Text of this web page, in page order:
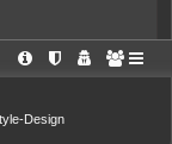
Design